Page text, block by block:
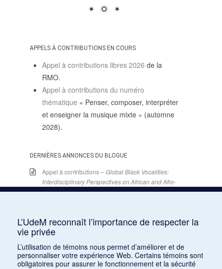
APPELS À CONTRIBUTIONS EN COURS
Appel à contributions libres 2026 de la
RMO.
Appel à contributions du numéro
thématique « Penser, composer, interpréter
et enseigner la musique mixte » (automne
2028).
DERNIÈRES ANNONCES DU BLOGUE
Appel à contributions –Global Black Vocalities:
Interdisciplinary Perspectives on African and Afro-
descendant Expressive Cultures– 15 décembre
Appel de conférences – « Expressions sonores de
la violence et transformations technologiques
dans le cinéma européen, des années 1970 à la
transition numérique » – 30 septembre 2026
15 juin 2026
L’UdeM reconnaît l’importance de respecter la
vie privée
L’utilisation de témoins nous permet d’améliorer et de
personnaliser votre expérience Web. Certains témoins sont
obligatoires pour assurer le fonctionnement et la sécurité